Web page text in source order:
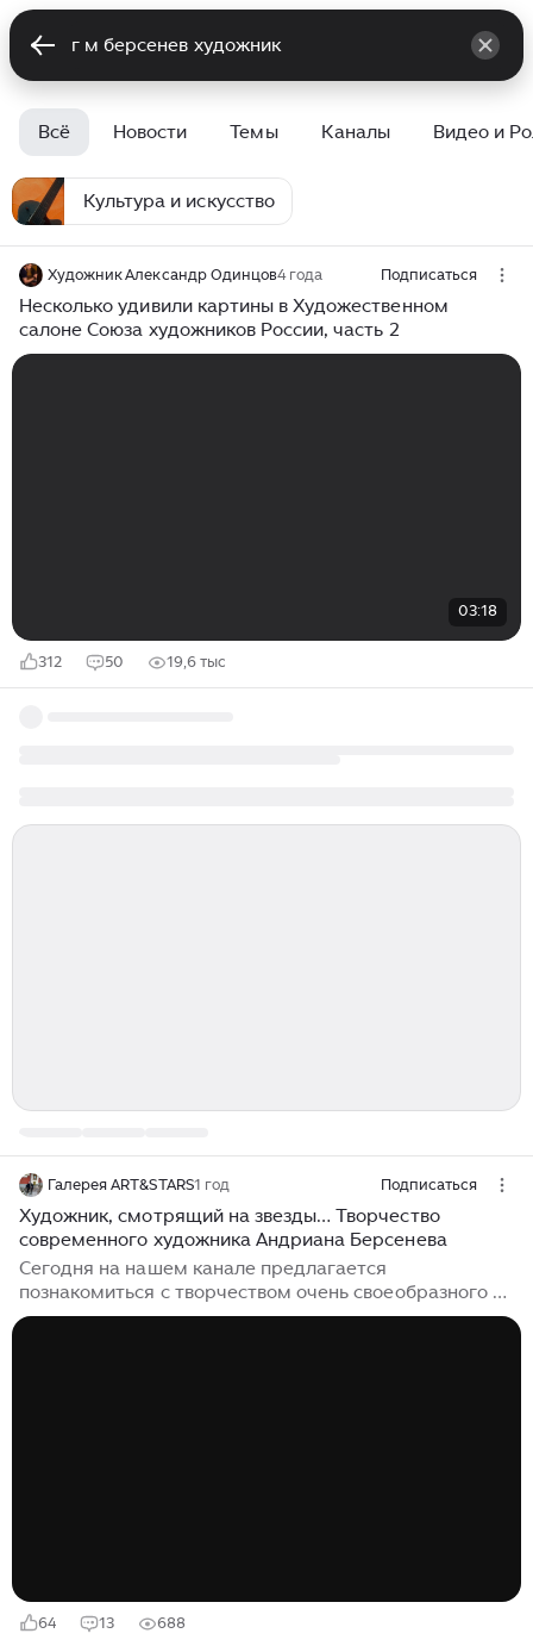
Всё Новости Темы Каналы Видео и
Культура и искусство
Художник Александр Одинцов4 года Подписаться
Несколько удивили картины в Художественном
салоне Союза художников России, часть 2
03:18
312 50 19,6 тыс
Галерея ART&STARS1 год Подписаться
Художник, смотрящий на звезды… Творчество
современного художника Андриана Берсенева
Сегодня на нашем канале предлагается
познакомиться с творчеством очень своеобразного и
разнопланового художника из Санкт-Петербурга
64 13 688